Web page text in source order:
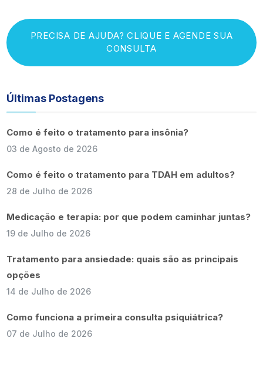
PRECISA DE AJUDA? CLIQUE E AGENDE SUA
CONSULTA
Últimas Postagens
Como é feito o tratamento para insônia?
03 de Agosto de 2026
Como é feito o tratamento para TDAH em adultos?
28 de Julho de 2026
Medicação e terapia: por que podem caminhar juntas?
19 de Julho de 2026
Tratamento para ansiedade: quais são as principais
opções
14 de Julho de 2026
Como funciona a primeira consulta psiquiátrica?
07 de Julho de 2026